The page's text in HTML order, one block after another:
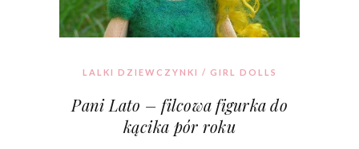
LALKI DZIEWCZYNKI / GIRL DOLLS
Pani Lato – filcowa figurka do
kącika pór roku